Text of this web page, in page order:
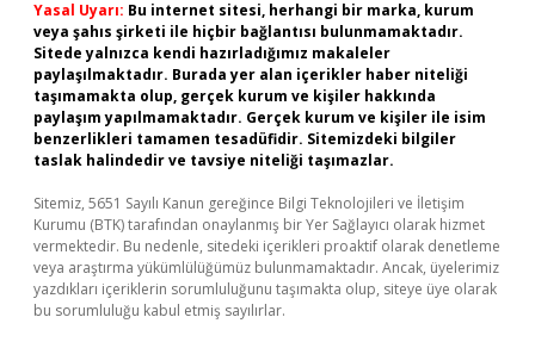
Yasal Uyarı: Bu internet sitesi, herhangi bir marka, kurum
veya şahıs şirketi ile hiçbir bağlantısı bulunmamaktadır.
Sitede yalnızca kendi hazırladığımız makaleler
paylaşılmaktadır. Burada yer alan içerikler haber niteliği
taşımamakta olup, gerçek kurum ve kişiler hakkında
paylaşım yapılmamaktadır. Gerçek kurum ve kişiler ile isim
benzerlikleri tamamen tesadüfidir. Sitemizdeki bilgiler
taslak halindedir ve tavsiye niteliği taşımazlar.
Sitemiz, 5651 Sayılı Kanun gereğince Bilgi Teknolojileri ve İletişim
Kurumu (BTK) tarafından onaylanmış bir Yer Sağlayıcı olarak hizmet
vermektedir. Bu nedenle, sitedeki içerikleri proaktif olarak denetleme
veya araştırma yükümlülüğümüz bulunmamaktadır. Ancak, üyelerimiz
yazdıkları içeriklerin sorumluluğunu taşımakta olup, siteye üye olarak
bu sorumluluğu kabul etmiş sayılırlar.